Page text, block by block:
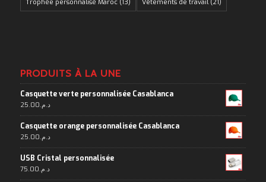
Trophée personnalisé Maroc(13) Vêtements de travail(21)
PRODUITS À LA UNE
Casquette verte personnalisée Casablanca
د.م.25.00
Casquette orange personnalisée Casablanca
د.م.25.00
USB Cristal personnalisée
د.م.75.00